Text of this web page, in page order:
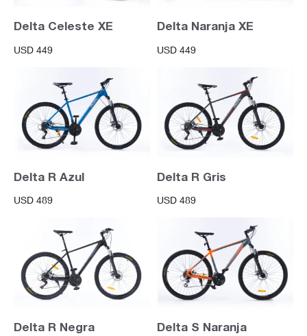
Delta Celeste XE
USD 449
Delta Naranja XE
USD 449
Delta R Azul
USD 489
Delta R Gris
USD 489
Delta R Negra Delta S Naranja